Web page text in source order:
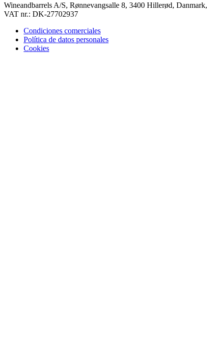
Wineandbarrels A/S, Rønnevangsalle 8, 3400 Hillerød, Danmark,
VAT nr.: DK-27702937
Condiciones comerciales
Política de datos personales
Cookies